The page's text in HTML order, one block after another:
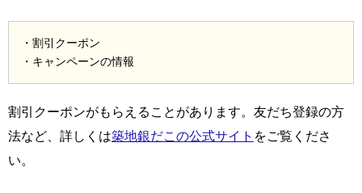
・割引クーポン
・キャンペーンの情報
割引クーポンがもらえることがあります。友だち登録の方
法など、詳しくは築地銀だこの公式サイト をご覧くださ
い。